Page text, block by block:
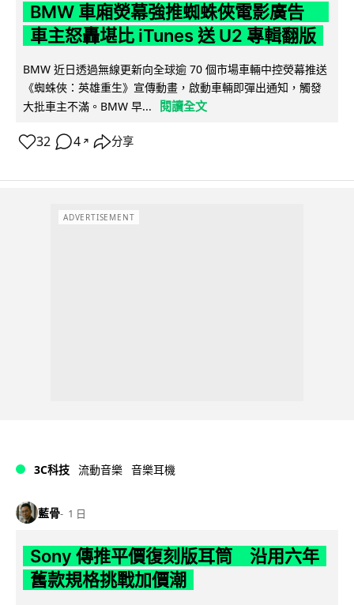
BMW 車廂熒幕強推蜘蛛俠電影廣告
車主怒轟堪比 iTunes 送 U2 專輯翻版
BMW 近日透過無線更新向全球逾 70 個市場車輛中控熒幕推送
《蜘蛛俠：英雄重生》宣傳動畫，啟動車輛即彈出通知，觸發
大批車主不滿。BMW 早...
閱讀全文
32 4 ↗ 分享
ADVERTISEMENT
3C科技 流動音樂 音樂耳機
藍骨 1 日
Sony 傳推平價復刻版耳筒 沿用六年
舊款規格挑戰加價潮